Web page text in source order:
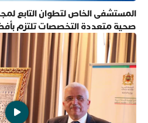
المستشفى الخاص لتطوان التابع
صحية متعددة التخصصات تلتزم